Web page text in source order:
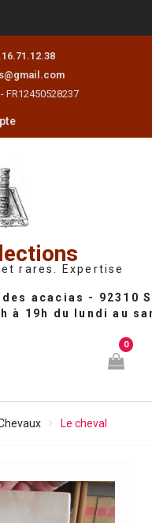
FR12450528237
rares. Expertise
0
Le cheval